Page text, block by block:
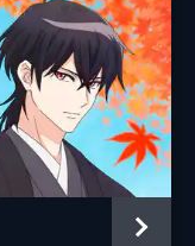
村瀬歩
早見沙織
松田カミリ
藤原夏海
山口勝平